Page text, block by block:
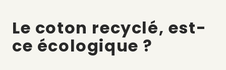
Le coton recyclé, est-
ce écologique ?